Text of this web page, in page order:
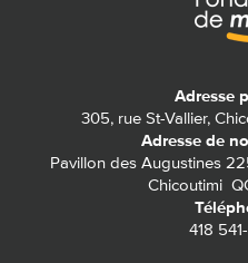
Adresse
305, rue St-Vallier,
Adresse de
Pavillon des Augustines
Chicoutimi
418